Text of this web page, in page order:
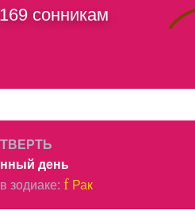
сонникам
день
зодиаке: f Рак